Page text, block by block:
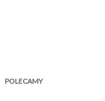
POLECAMY